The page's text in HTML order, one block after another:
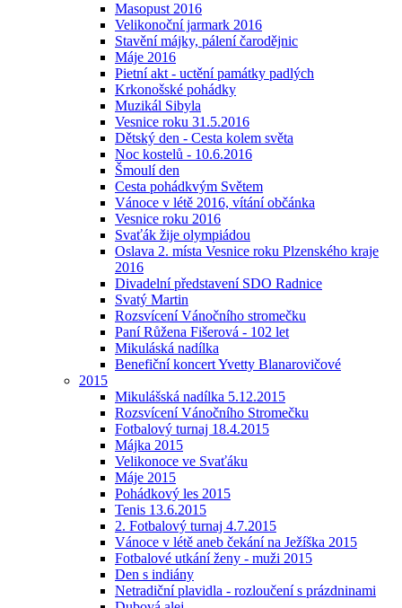
Masopust 2016
Velikonoční jarmark 2016
Stavění májky, pálení čarodějnic
Máje 2016
Pietní akt - uctění památky padlých
Krkonošské pohádky
Muzikál Sibyla
Vesnice roku 31.5.2016
Dětský den - Cesta kolem světa
Noc kostelů - 10.6.2016
Šmoulí den
Cesta pohádkvým Světem
Vánoce v létě 2016, vítání občánka
Vesnice roku 2016
Svaťák žije olympiádou
Oslava 2. místa Vesnice roku Plzenského kraje
2016
Divadelní představení SDO Radnice
Svatý Martin
Rozsvícení Vánočního stromečku
Paní Růžena Fišerová - 102 let
Mikuláská nadílka
Benefiční koncert Yvetty Blanarovičové
2015
Mikulášská nadílka 5.12.2015
Rozsvícení Vánočního Stromečku
Fotbalový turnaj 18.4.2015
Májka 2015
Velikonoce ve Svaťáku
Máje 2015
Pohádkový les 2015
Tenis 13.6.2015
2. Fotbalový turnaj 4.7.2015
Vánoce v létě aneb čekání na Ježíška 2015
Fotbalové utkání ženy - muži 2015
Den s indiány
Netradiční plavidla - rozloučení s prázdninami